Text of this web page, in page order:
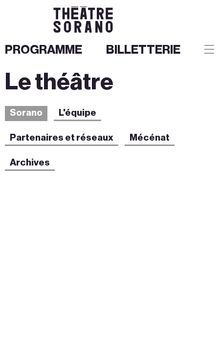
Aller
au
PROGRAMME BILLETTERIE
Le théâtre
Sorano L'équipe
Partenaires et réseaux Mécénat
Archives